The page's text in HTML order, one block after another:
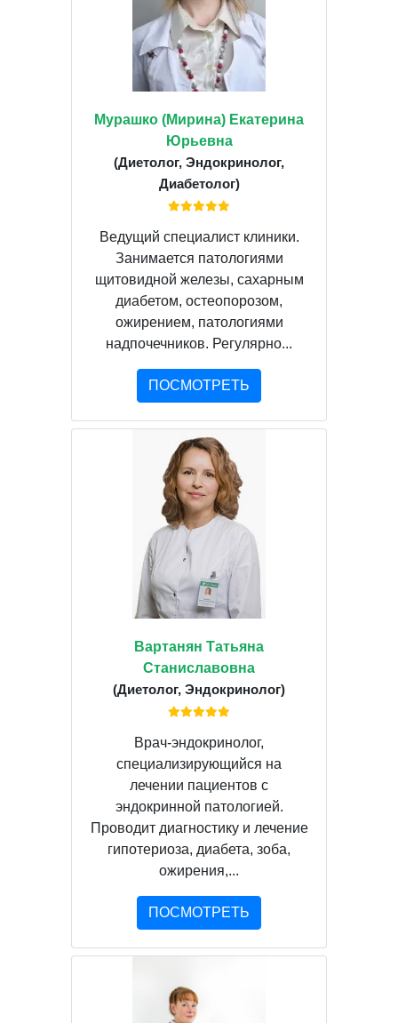
Мурашко (Мирина) Екатерина
Юрьевна
(Диетолог, Эндокринолог,
Диабетолог)
Ведущий специалист клиники.
Занимается патологиями
щитовидной железы, сахарным
диабетом, остеопорозом,
ожирением, патологиями
надпочечников. Регулярно...
ПОСМОТРЕТЬ
Вартанян Татьяна
Станиславовна
(Диетолог, Эндокринолог)
Врач-эндокринолог,
специализирующийся на
лечении пациентов с
эндокринной патологией.
Проводит диагностику и лечение
гипотериоза, диабета, зоба,
ожирения,...
ПОСМОТРЕТЬ